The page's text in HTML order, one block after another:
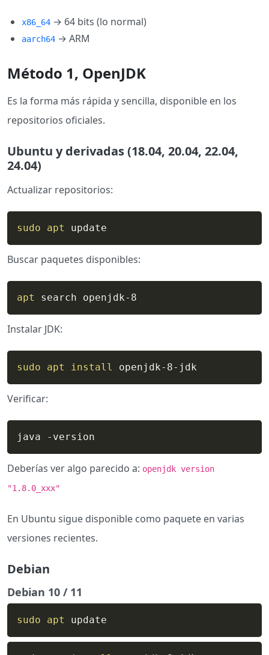
x86_64 → 64 bits (lo normal)
aarch64 → ARM
Método 1, OpenJDK
Es la forma más rápida y sencilla, disponible en los
repositorios oficiales.
Ubuntu y derivadas (18.04, 20.04, 22.04,
24.04)
Actualizar repositorios:
sudo apt update
Buscar paquetes disponibles:
apt search openjdk-8
Instalar JDK:
sudo apt install openjdk-8-jdk
Verificar:
java -version
Deberías ver algo parecido a: openjdk version
"1.8.0_xxx"
En Ubuntu sigue disponible como paquete en varias
versiones recientes.
Debian
Debian 10 / 11
sudo apt update